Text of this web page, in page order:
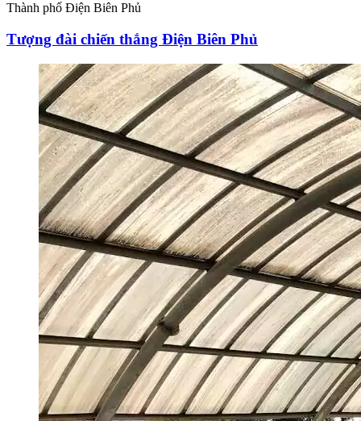
Thành phố Điện Biên Phủ
Tượng đài chiến thắng Điện Biên Phủ